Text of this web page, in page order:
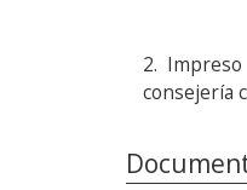
2.
consejería